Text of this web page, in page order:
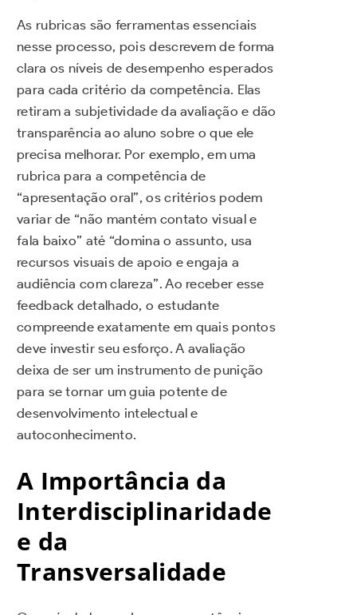
As rubricas são ferramentas essenciais
nesse processo, pois descrevem de forma
clara os níveis de desempenho esperados
para cada critério da competência. Elas
retiram a subjetividade da avaliação e dão
transparência ao aluno sobre o que ele
precisa melhorar. Por exemplo, em uma
rubrica para a competência de
“apresentação oral”, os critérios podem
variar de “não mantém contato visual e
fala baixo” até “domina o assunto, usa
recursos visuais de apoio e engaja a
audiência com clareza”. Ao receber esse
feedback detalhado, o estudante
compreende exatamente em quais pontos
deve investir seu esforço. A avaliação
deixa de ser um instrumento de punição
para se tornar um guia potente de
desenvolvimento intelectual e
autoconhecimento.
A Importância da
Interdisciplinaridade
e da
Transversalidade